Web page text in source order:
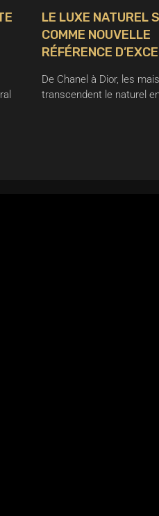
LE LUXE NATUREL
COMME NOUVELLE
RÉFÉRENCE
De Chanel à Dior, les
transcendent le naturel